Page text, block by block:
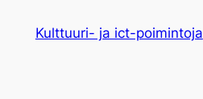
sisältöön
Kulttuuri- ja ict-poimintoja